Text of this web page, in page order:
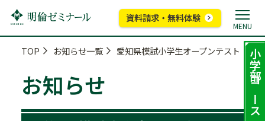
資料請求・無料体験
MENU
小学部
コース
TOP お知らせ一覧 愛知県模試小学生オープンテスト
お知らせ